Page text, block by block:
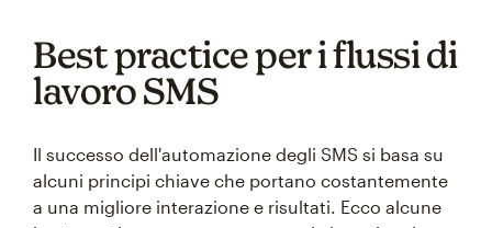
Best practice per i flussi di
lavoro SMS
Il successo dell'automazione degli SMS si basa su
alcuni principi chiave che portano costantemente
a una migliore interazione e risultati. Ecco alcune